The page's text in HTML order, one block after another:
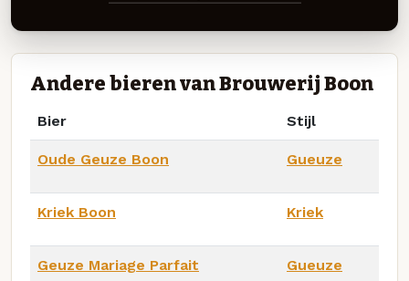
Andere bieren van Brouwerij Boon
Bier Stijl
Oude Geuze Boon Gueuze
Kriek Boon Kriek
Geuze Mariage Parfait Gueuze